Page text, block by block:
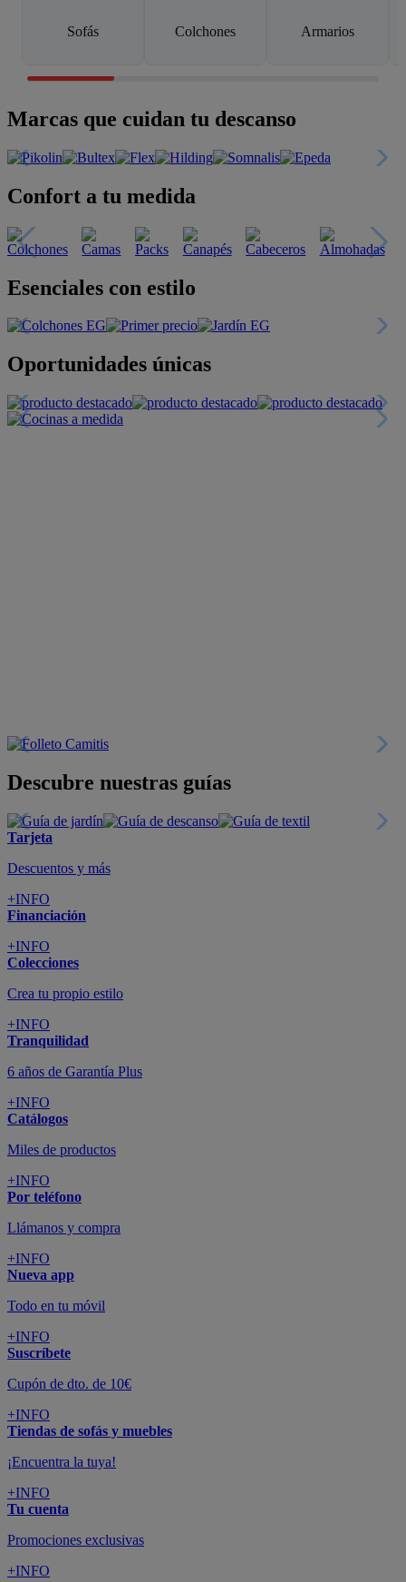
Sofás Colchones Armarios
Marcas que cuidan tu descanso
Confort a tu medida
Esenciales con estilo
Oportunidades únicas
Descubre nuestras guías
Tarjeta
Descuentos y más
+INFO
Financiación
+INFO
Colecciones
Crea tu propio estilo
+INFO
Tranquilidad
6 años de Garantía Plus
+INFO
Catálogos
Miles de productos
+INFO
Por teléfono
Llámanos y compra
+INFO
Nueva app
Todo en tu móvil
+INFO
Suscríbete
Cupón de dto. de 10€
+INFO
Tiendas de sofás y muebles
¡Encuentra la tuya!
+INFO
Tu cuenta
Promociones exclusivas
+INFO